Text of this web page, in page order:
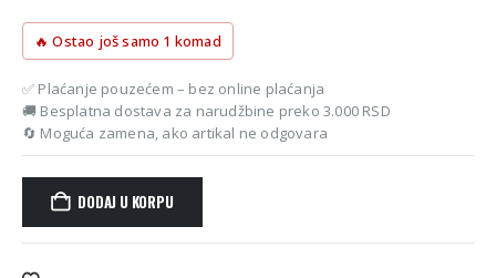
🔥 Ostao još samo 1 komad
✅ Plaćanje pouzećem – bez online plaćanja
🚚 Besplatna dostava za narudžbine preko 3.000 RSD
🔄 Moguća zamena, ako artikal ne odgovara
DODAJ U KORPU
Alternative: